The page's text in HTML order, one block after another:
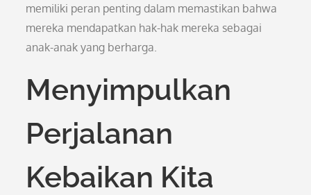
memiliki peran penting dalam memastikan bahwa
mereka mendapatkan hak-hak mereka sebagai
anak-anak yang berharga.
Menyimpulkan
Perjalanan
Kebaikan Kita